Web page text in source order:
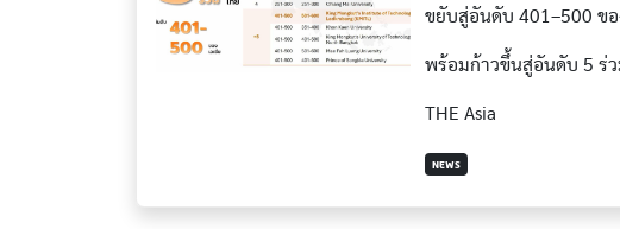
ขยับสู่อันดับ 401–500 ขอ
พร้อมก้าวขึ้นสู่อันดับ 5 ร่ว
THE Asia
NEWS